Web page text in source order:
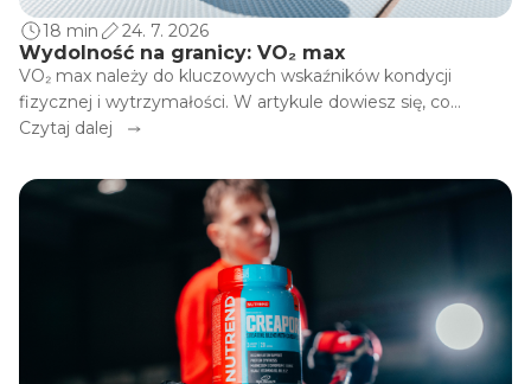
18 min 24. 7. 2026
Wydolność na granicy: VO₂ max
VO₂ max należy do kluczowych wskaźników kondycji
fizycznej i wytrzymałości. W artykule dowiesz się, co
dokładnie oznacza, jak jest mierzony, co na niego wpływa i
regeneracji i odpowiedniej diecie. Ponieważ lepsza kondycja
to nie tylko liczby, ale przede wszystkim energia, wydajność
Czytaj dalej